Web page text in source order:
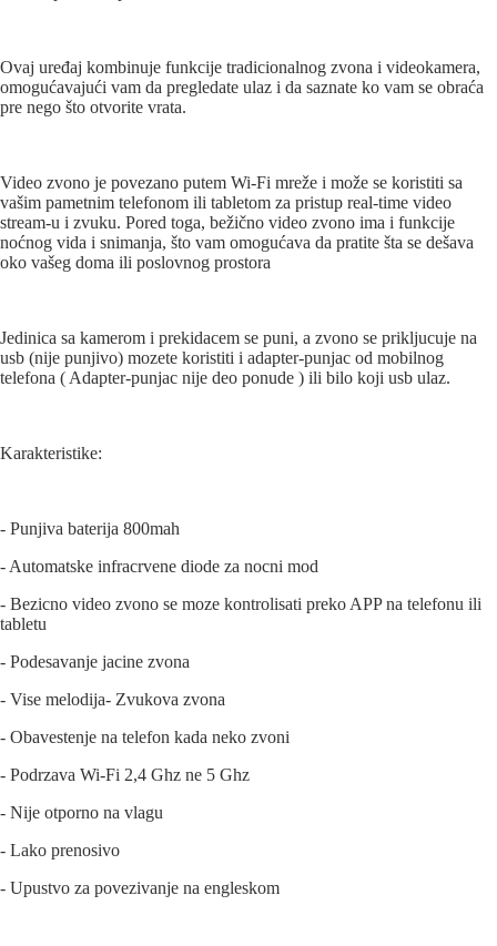
Ovaj uređaj kombinuje funkcije tradicionalnog zvona i videokamera,
omogućavajući vam da pregledate ulaz i da saznate ko vam se obraća
pre nego što otvorite vrata.
Video zvono je povezano putem Wi-Fi mreže i može se koristiti sa
vašim pametnim telefonom ili tabletom za pristup real-time video
stream-u i zvuku. Pored toga, bežično video zvono ima i funkcije
noćnog vida i snimanja, što vam omogućava da pratite šta se dešava
oko vašeg doma ili poslovnog prostora
Jedinica sa kamerom i prekidacem se puni, a zvono se prikljucuje na
usb (nije punjivo) mozete koristiti i adapter-punjac od mobilnog
telefona ( Adapter-punjac nije deo ponude ) ili bilo koji usb ulaz.
Karakteristike:
- Punjiva baterija 800mah
- Automatske infracrvene diode za nocni mod
- Bezicno video zvono se moze kontrolisati preko APP na telefonu ili
tabletu
- Podesavanje jacine zvona
- Vise melodija- Zvukova zvona
- Obavestenje na telefon kada neko zvoni
- Podrzava Wi-Fi 2,4 Ghz ne 5 Ghz
- Nije otporno na vlagu
- Lako prenosivo
- Upustvo za povezivanje na engleskom